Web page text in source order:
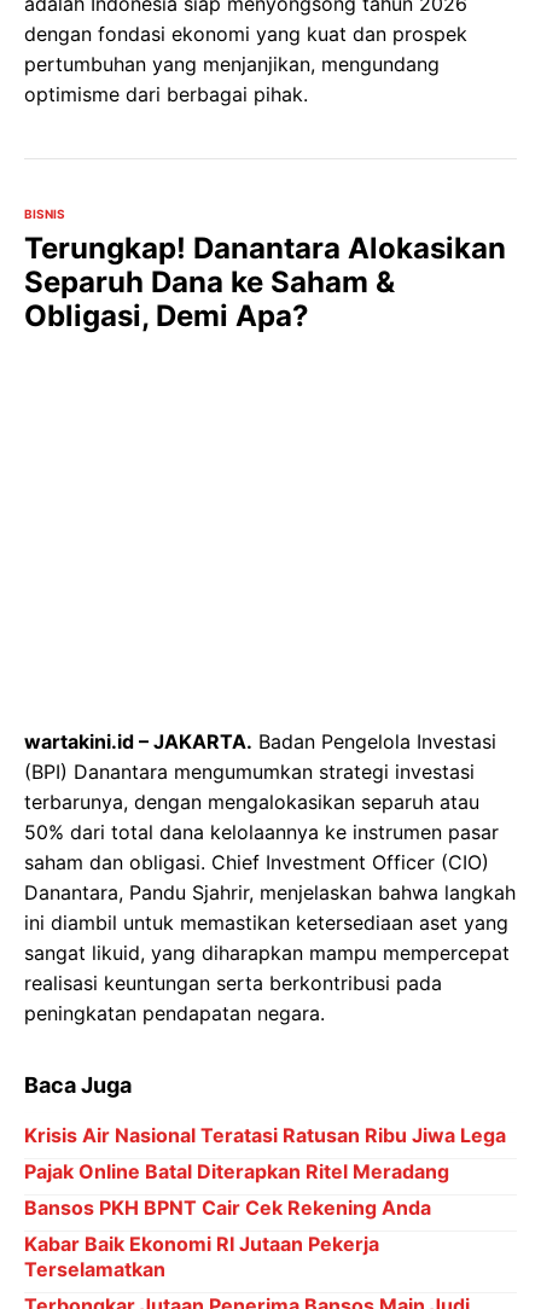
dengan fondasi ekonomi yang kuat dan prospek
pertumbuhan yang menjanjikan, mengundang
optimisme dari berbagai pihak.
BISNIS
Terungkap! Danantara Alokasikan
Separuh Dana ke Saham &
Obligasi, Demi Apa?
wartakini.id – JAKARTA. Badan Pengelola Investasi
(BPI) Danantara mengumumkan strategi investasi
terbarunya, dengan mengalokasikan separuh atau
50% dari total dana kelolaannya ke instrumen pasar
saham dan obligasi. Chief Investment Officer (CIO)
Danantara, Pandu Sjahrir, menjelaskan bahwa langkah
ini diambil untuk memastikan ketersediaan aset yang
sangat likuid, yang diharapkan mampu mempercepat
realisasi keuntungan serta berkontribusi pada
peningkatan pendapatan negara.
Baca Juga
Krisis Air Nasional Teratasi Ratusan Ribu Jiwa Lega
Pajak Online Batal Diterapkan Ritel Meradang
Bansos PKH BPNT Cair Cek Rekening Anda
Kabar Baik Ekonomi RI Jutaan Pekerja
Terselamatkan